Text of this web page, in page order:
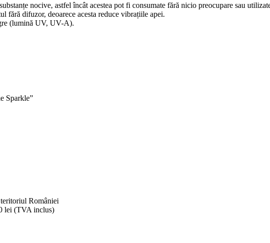
nocive, astfel încât acestea pot fi consumate fără nicio preocupare sau
fără difuzor, deoarece acesta reduce vibrațiile apei.
(lumină UV, UV-A).
Sparkle”
României
lei (TVA inclus)